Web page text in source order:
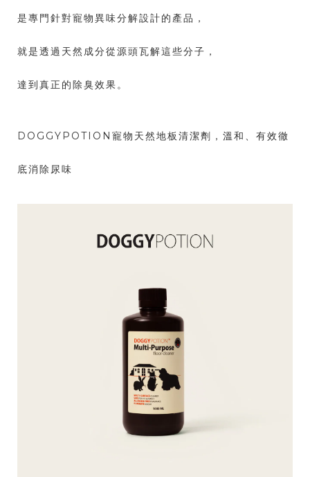
是專門針對寵物異味分解設計的產品，
就是透過天然成分從源頭瓦解這些分子，
達到真正的除臭效果。
DOGGYPOTION寵物天然地板清潔劑，溫和、有效徹
底消除尿味